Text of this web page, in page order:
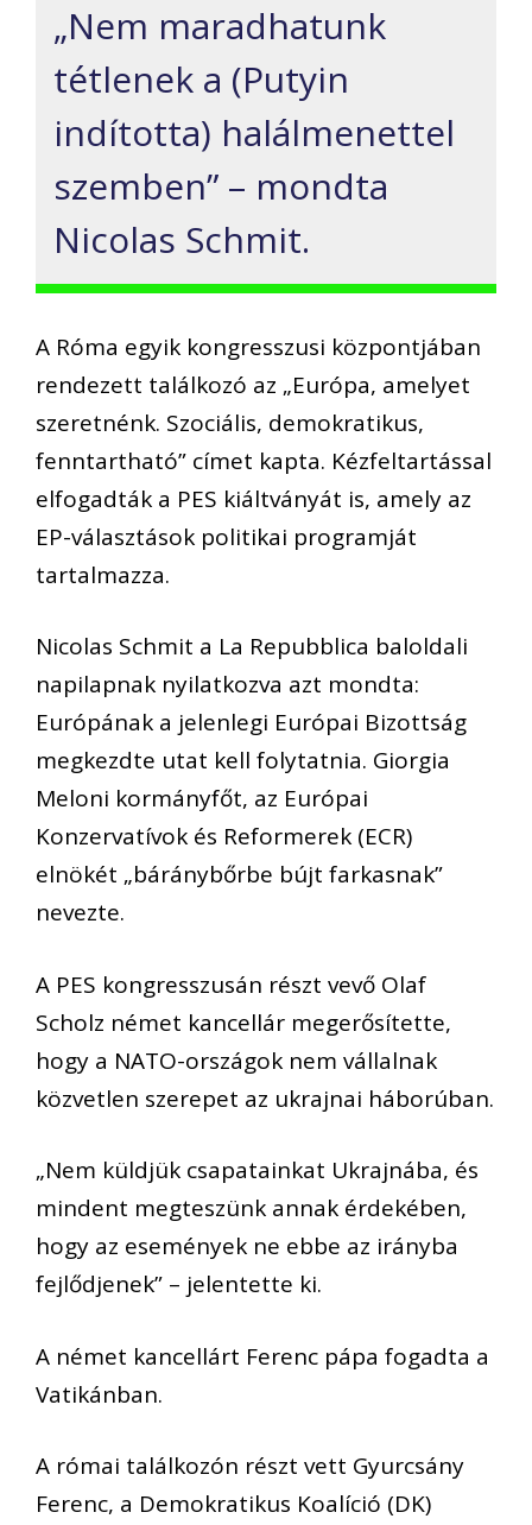
„Nem maradhatunk
tétlenek a (Putyin
indította) halálmenettel
szemben” – mondta
Nicolas Schmit.
A Róma egyik kongresszusi központjában
rendezett találkozó az „Európa, amelyet
szeretnénk. Szociális, demokratikus,
fenntartható” címet kapta. Kézfeltartással
elfogadták a PES kiáltványát is, amely az
EP-választások politikai programját
tartalmazza.
Nicolas Schmit a La Repubblica baloldali
napilapnak nyilatkozva azt mondta:
Európának a jelenlegi Európai Bizottság
megkezdte utat kell folytatnia. Giorgia
Meloni kormányfőt, az Európai
Konzervatívok és Reformerek (ECR)
elnökét „báránybőrbe bújt farkasnak”
nevezte.
A PES kongresszusán részt vevő Olaf
Scholz német kancellár megerősítette,
hogy a NATO-országok nem vállalnak
közvetlen szerepet az ukrajnai háborúban.
„Nem küldjük csapatainkat Ukrajnába, és
mindent megteszünk annak érdekében,
hogy az események ne ebbe az irányba
fejlődjenek” – jelentette ki.
A német kancellárt Ferenc pápa fogadta a
Vatikánban.
A római találkozón részt vett Gyurcsány
Ferenc, a Demokratikus Koalíció (DK)